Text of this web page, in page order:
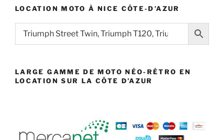
LOCATION MOTO À NICE CÔTE-D’AZUR
LARGE GAMME DE MOTO NÉO-RÉTRO EN
LOCATION SUR LA CÔTE D’AZUR